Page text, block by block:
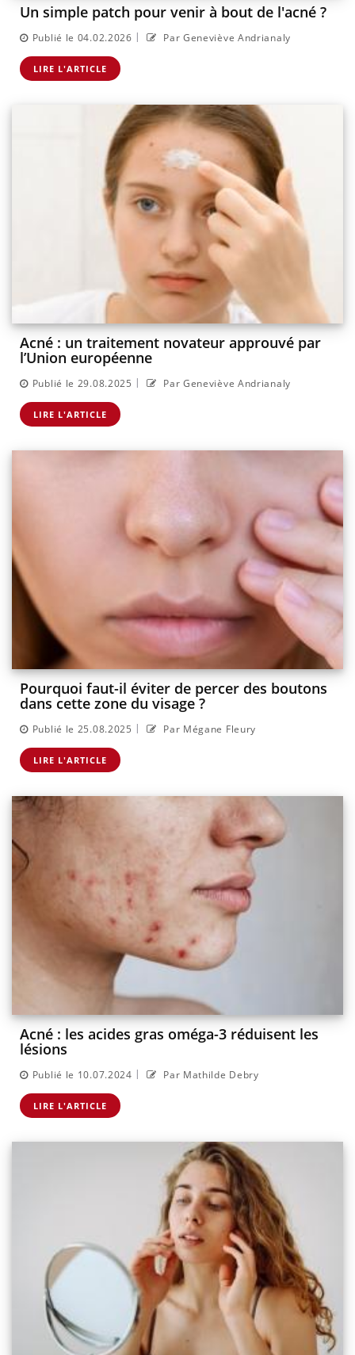
Un simple patch pour venir à bout de l'acné ?
Publié le 04.02.2026 | Par Geneviève Andrianaly
LIRE L'ARTICLE
Acné : un traitement novateur approuvé par
l’Union européenne
Publié le 29.08.2025 | Par Geneviève Andrianaly
LIRE L'ARTICLE
Pourquoi faut-il éviter de percer des boutons
dans cette zone du visage ?
Publié le 25.08.2025 | Par Mégane Fleury
LIRE L'ARTICLE
Acné : les acides gras oméga-3 réduisent les
lésions
Publié le 10.07.2024 | Par Mathilde Debry
LIRE L'ARTICLE